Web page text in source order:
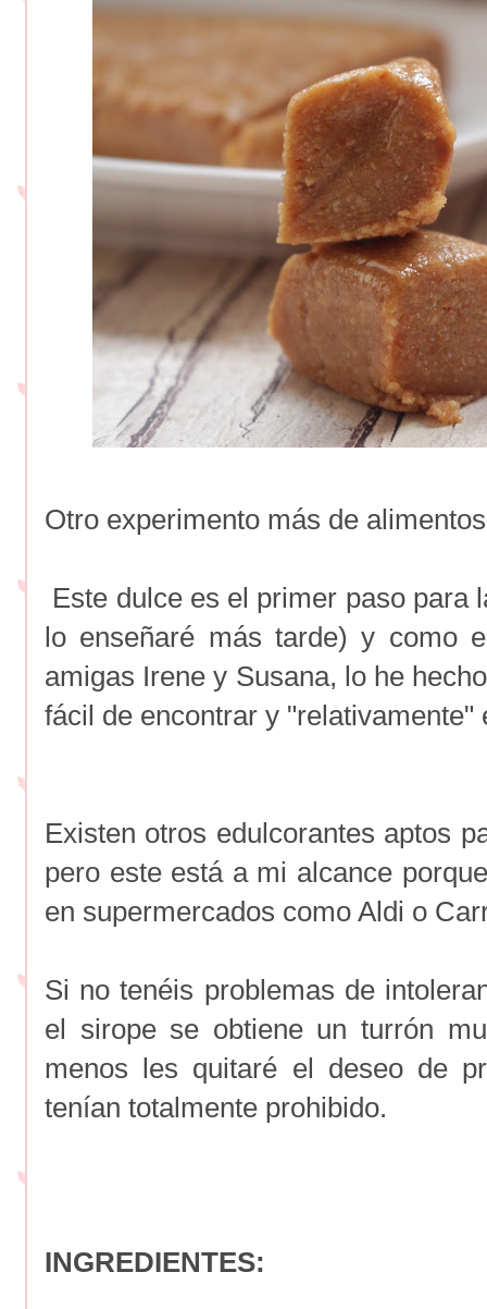
Otro experimento más de
Este dulce es el primer paso para
lo enseñaré más tarde) y como
amigas Irene y Susana, lo he
fácil de encontrar y
Existen otros edulcorantes aptos
pero este está a mi alcance
en supermercados como Aldi o
Si no tenéis problemas de
el sirope se obtiene un turrón
menos les quitaré el deseo de
tenían totalmente prohibido.
INGREDIENTES: